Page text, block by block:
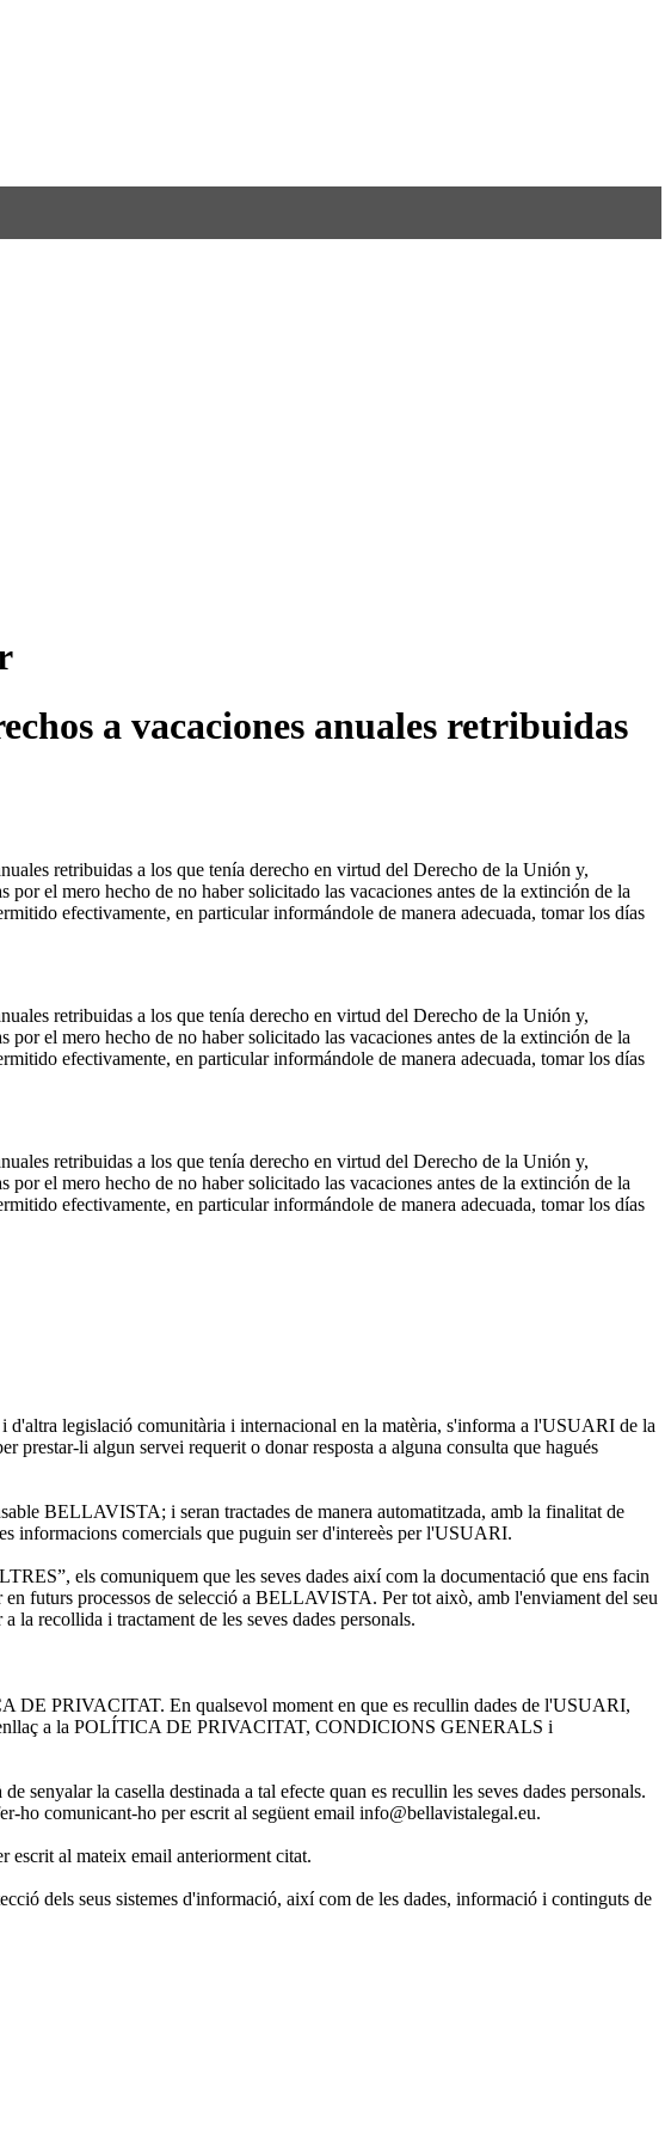
a vacaciones anuales retribuidas
retribuidas a los que tenía derecho en virtud del Derecho de la Unión y,
el mero hecho de no haber solicitado las vacaciones antes de la extinción de la
efectivamente, en particular informándole de manera adecuada, tomar los días
retribuidas a los que tenía derecho en virtud del Derecho de la Unión y,
el mero hecho de no haber solicitado las vacaciones antes de la extinción de la
efectivamente, en particular informándole de manera adecuada, tomar los días
retribuidas a los que tenía derecho en virtud del Derecho de la Unión y,
el mero hecho de no haber solicitado las vacaciones antes de la extinción de la
efectivamente, en particular informándole de manera adecuada, tomar los días
d'altra legislació comunitària i internacional en la matèria, s'informa a l'USUARI de la
li algun servei requerit o donar resposta a alguna consulta que hagués
BELLAVISTA; i seran tractades de manera automatitzada, amb la finalitat de
informacions comercials que puguin ser d'intereès per l'USUARI.
els comuniquem que les seves dades així com la documentació que ens facin
futurs processos de selecció a BELLAVISTA. Per tot això, amb l'enviament del seu
la recollida i tractament de les seves dades personals.
DE PRIVACITAT. En qualsevol moment en que es recullin dades de l'USUARI,
enllaç a la POLÍTICA DE PRIVACITAT, CONDICIONS GENERALS i
la casella destinada a tal efecte quan es recullin les seves dades personals.
comunicant-ho per escrit al següent email info@bellavistalegal.eu.
escrit al mateix email anteriorment citat.
dels seus sistemes d'informació, així com de les dades, informació i continguts de